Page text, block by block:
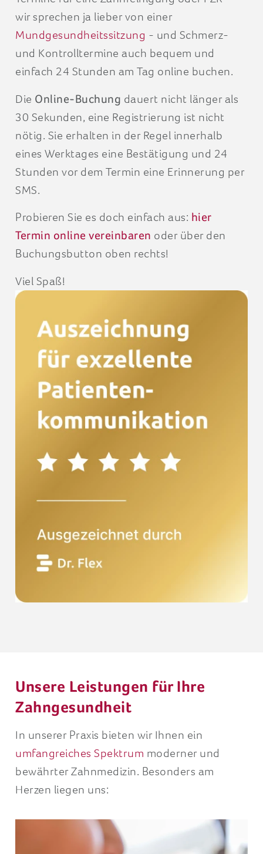
Mundgesundheitssitzung - und Schmerz-
und Kontrolltermine auch bequem und
einfach 24 Stunden am Tag online buchen.
dauert nicht länger als
30 Sekunden, eine Registrierung ist nicht
nötig. Sie erhalten in der Regel innerhalb
eines Werktages eine Bestätigung und 24
Stunden vor dem Termin eine Erinnerung per
SMS.
Termin online vereinbarenoder über den
Buchungsbutton oben rechts!
Viel Spaß!
Zahngesundheit
In unserer Praxis bieten wir Ihnen ein
umfangreiches Spektrummoderner und
bewährter Zahnmedizin. Besonders am
Herzen liegen uns: